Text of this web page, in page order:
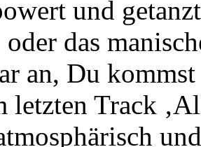
und
oder das
an, Du
letzten Track